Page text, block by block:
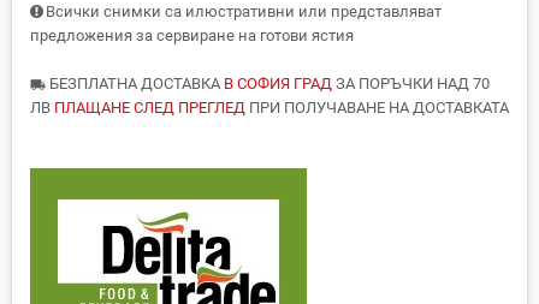
Всички снимки са илюстративни или представляват
предложения за сервиране на готови ястия
local_shipping БЕЗПЛАТНА ДОСТАВКА В СОФИЯ ГРАД ЗА ПОРЪЧКИ НАД 70
ЛВ ПЛАЩАНЕ СЛЕД ПРЕГЛЕД ПРИ ПОЛУЧАВАНЕ НА ДОСТАВКАТА